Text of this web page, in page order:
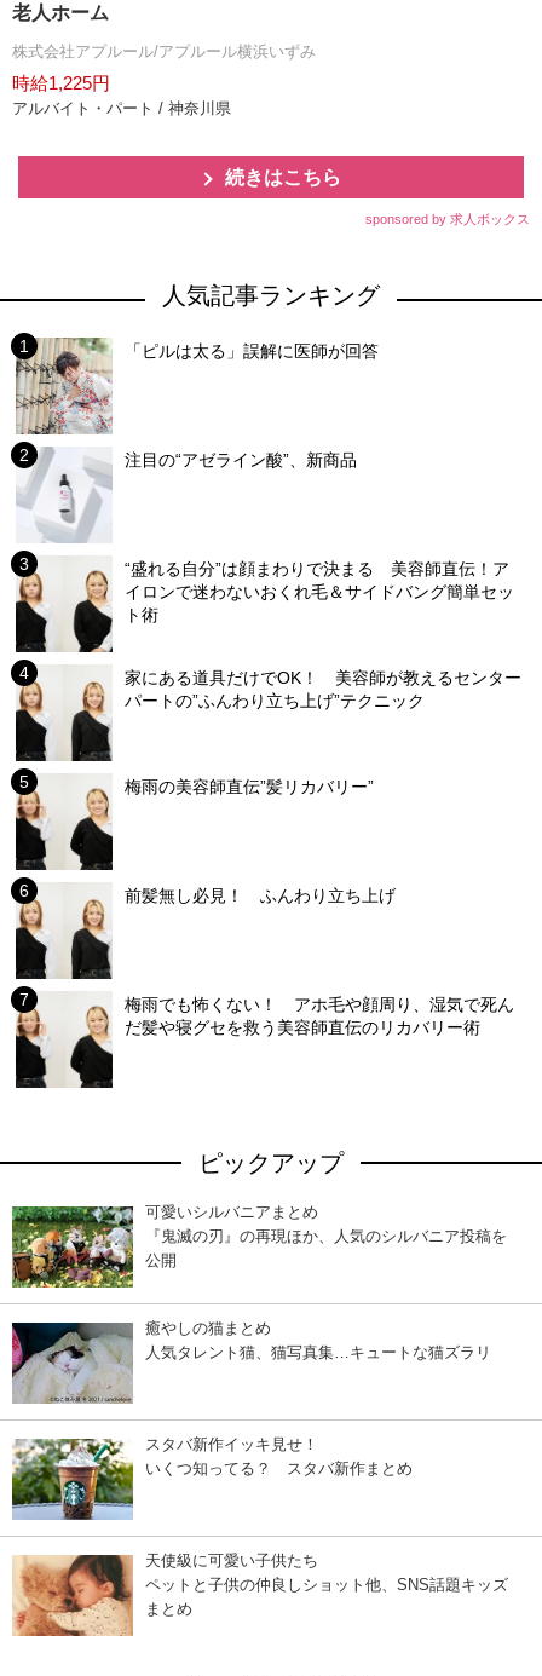
老人ホーム
株式会社アプルール/アプルール横浜いずみ
時給1,225円
アルバイト・パート / 神奈川県
続きはこちら
sponsored by 求人ボックス
人気記事ランキング
「ピルは太る」誤解に医師が回答
注目の“アゼライン酸”、新商品
“盛れる自分”は顔まわりで決まる 美容師直伝！ア
イロンで迷わないおくれ毛＆サイドバング簡単セッ
ト術
家にある道具だけでOK！ 美容師が教えるセンター
パートの”ふんわり立ち上げ”テクニック
梅雨の美容師直伝”髪リカバリー”
前髪無し必見！ ふんわり立ち上げ
梅雨でも怖くない！ アホ毛や顔周り、湿気で死ん
だ髪や寝グセを救う美容師直伝のリカバリー術
ピックアップ
可愛いシルバニアまとめ
『鬼滅の刃』の再現ほか、人気のシルバニア投稿を
公開
癒やしの猫まとめ
人気タレント猫、猫写真集…キュートな猫ズラリ
スタバ新作イッキ見せ！
いくつ知ってる？ スタバ新作まとめ
天使級に可愛い子供たち
ペットと子供の仲良しショット他、SNS話題キッズ
まとめ